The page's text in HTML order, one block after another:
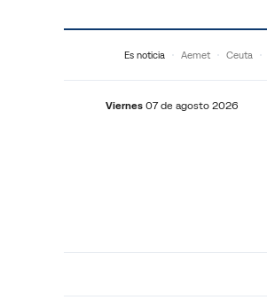
Es noticia Aemet Ceuta
Viernes 07 de agosto 2026